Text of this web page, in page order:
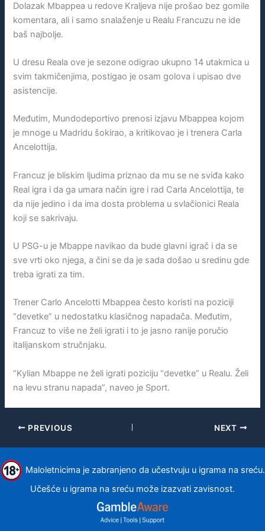
Dolazak Mbappea u redove Kraljeva nije prošao bez gomile
komentara, ali i samo snalaženje u Realu Francuzu ne ide
baš najbolje.
U dresu Reala ove je sezone odigrao ukupno 14 utakmica u
svim takmičenjima, postigao je osam golova i upisao dve
asistencije.
Međutim, Mundodeportivo prenosi izjavu Mbappea kojom
je mnoge u Madridu šokirao, a kritikovao je i trenera Carla
Ancelottija.
Francuz je bliskim ljudima priznao da mu se ne sviđa kako
Real igra i da ga umara način igre i rad Carla Ancelottija, te
da nije jedino i da ima dosta problema u svlačionici Reala
koji se sakrivaju.
U PSG-u je Mbappe navikao da bude glavni igrač i da se
sve vrti oko njega, a čini se da je sada došao u sredinu gde
treba igrati za tim.
Trener Carlo Ancelotti Mbappea često koristi na poziciji
“devetke” u nedostatku klasičnog napadača. Međutim,
Francuz to više ne želi igrati i to je jasno ranije poručio
italijanskom stručnjaku.
“Kylian Mbappe ne želi igrati poziciju “devetke” u Realu. Želi
na levu stranu napada”, naveo je Sport.
PREVIOUS NEXT
Maloletnicima je zabranjeno da učestvuju u igrama na sreću.
Učešće u igrama na sreću može izazvati zavisnost.